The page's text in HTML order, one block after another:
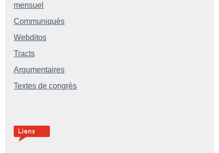
mensuel
Communiqués
Webditos
Tracts
Argumentaires
Textes de congrès